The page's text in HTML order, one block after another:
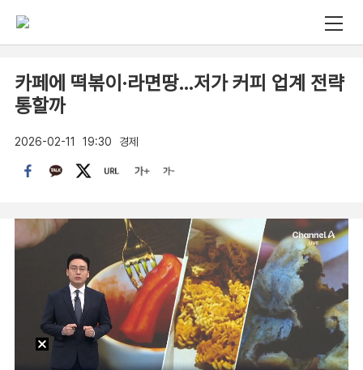
카페에 떡볶이·라면땅…저가 커피 업계 전략
통할까
2026-02-11 19:30 경제